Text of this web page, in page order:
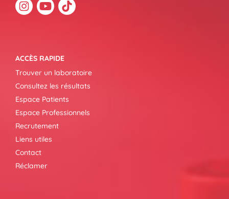
ACCÈS RAPIDE
Trouver un laboratoire
Consultez les résultats
Espace Patients
Espace Professionnels
Recrutement
Liens utiles
Contact
Réclamer